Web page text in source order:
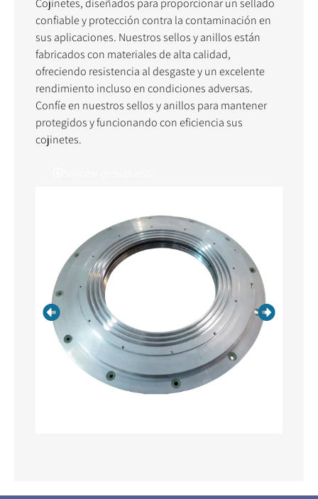
Cojinetes, diseñados para proporcionar un sellado
confiable y protección contra la contaminación en
sus aplicaciones. Nuestros sellos y anillos están
fabricados con materiales de alta calidad,
ofreciendo resistencia al desgaste y un excelente
rendimiento incluso en condiciones adversas.
Confíe en nuestros sellos y anillos para mantener
protegidos y funcionando con eficiencia sus
cojinetes.